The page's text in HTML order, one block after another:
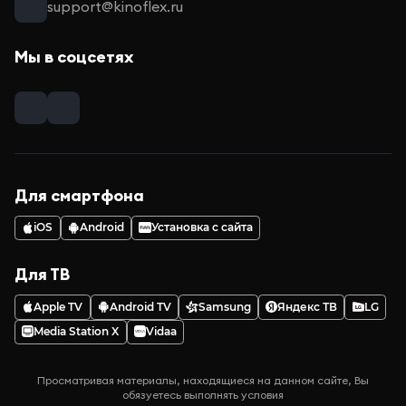
support@kinoflex.ru
Мы в соцсетях
Для смартфона
iOS Android Установка с сайта
Для ТВ
Apple TV Android TV Samsung Яндекс ТВ
LG
Media Station X
Vidaa
Просматривая материалы, находящиеся на данном сайте, Вы
обязуетесь выполнять условия